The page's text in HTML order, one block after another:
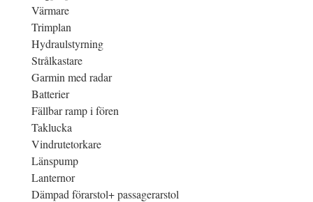
Värmare
Trimplan
Hydraulstyrning
Strålkastare
Garmin med radar
Batterier
Fällbar ramp i fören
Taklucka
Vindrutetorkare
Länspump
Lanternor
Dämpad förarstol+ passagerarstol